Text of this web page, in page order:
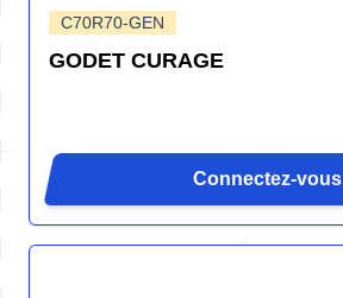
C70R70-GEN
GODET CURAGE
Connectez-vous